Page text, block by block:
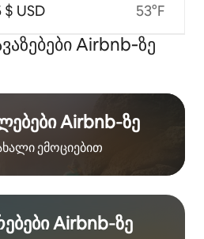
$ USD 53°F
Airbnb‑ზე
Airbnb‑ზე
ემოციებით
Airbnb‑ზე